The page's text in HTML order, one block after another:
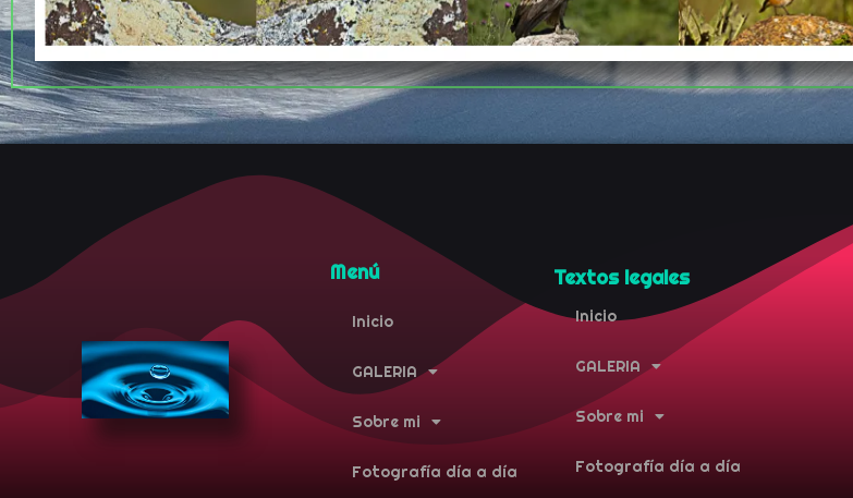
Menú
Inicio
GALERIA
Sobre mi
Fotografía día a día
Textos legales
Inicio
GALERIA
Sobre mi
Fotografía día a día